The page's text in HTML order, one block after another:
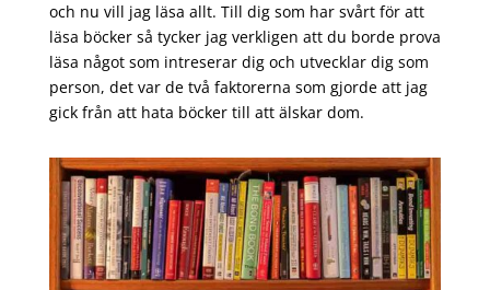
och nu vill jag läsa allt. Till dig som har svårt för att
läsa böcker så tycker jag verkligen att du borde prova
läsa något som intreserar dig och utvecklar dig som
person, det var de två faktorerna som gjorde att jag
gick från att hata böcker till att älskar dom.